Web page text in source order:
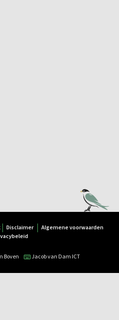
Disclaimer
Algemene voorwaarden
Boven Jacob van Dam ICT